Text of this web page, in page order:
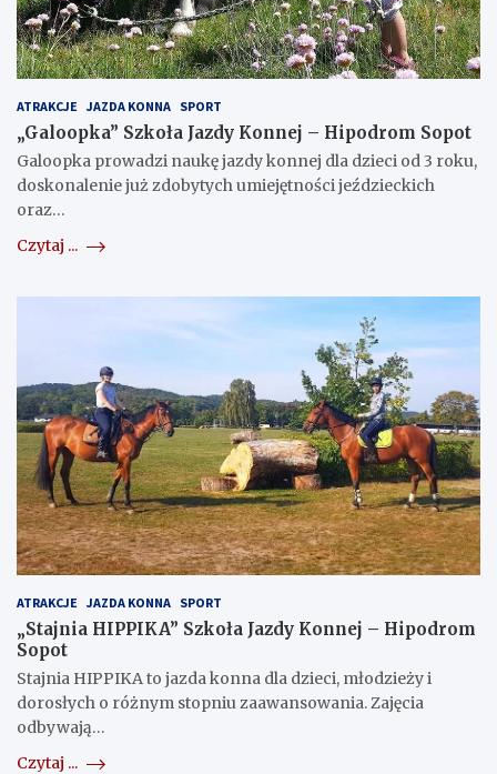
ATRAKCJE JAZDA KONNA SPORT
„Galoopka” Szkoła Jazdy Konnej – Hipodrom Sopot
Galoopka prowadzi naukę jazdy konnej dla dzieci od 3 roku,
doskonalenie już zdobytych umiejętności jeździeckich
oraz…
Czytaj ...
ATRAKCJE JAZDA KONNA SPORT
„Stajnia HIPPIKA” Szkoła Jazdy Konnej – Hipodrom
Sopot
Stajnia HIPPIKA to jazda konna dla dzieci, młodzieży i
dorosłych o różnym stopniu zaawansowania. Zajęcia
odbywają…
Czytaj ...